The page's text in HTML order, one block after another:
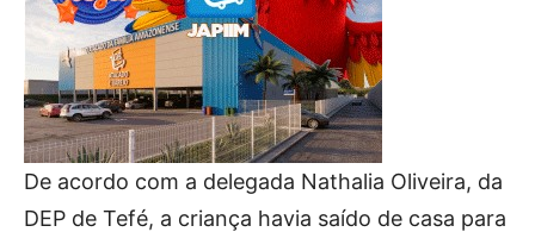
De acordo com a delegada Nathalia Oliveira, da
DEP de Tefé, a criança havia saído de casa para